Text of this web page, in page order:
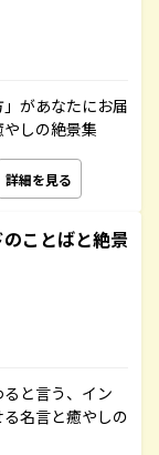
があなたにお届
しの絶景集
詳細を見る
ことばと絶景
と言う、イン
名言と癒やしの